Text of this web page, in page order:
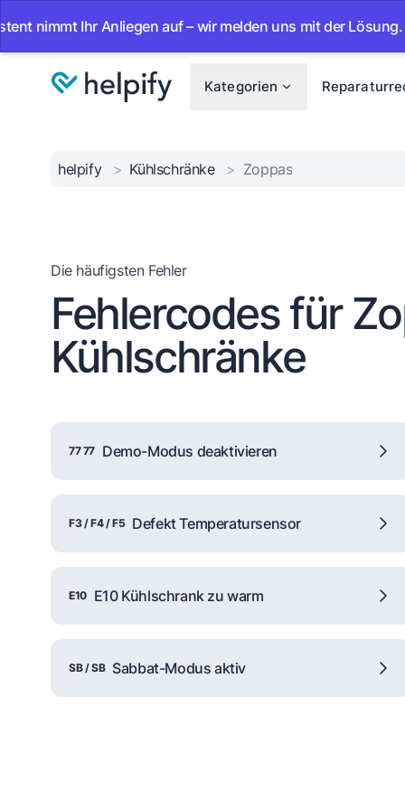
Ihr Anliegen auf – wir melden uns mit der Lösung. •
Kategorien
helpify > Kühlschränke > Zoppas
Die häufigsten Fehler
Fehlercodes für
Kühlschränke
77 77 Demo-Modus deaktivieren
F3 / F4 / F5 Defekt Temperatursensor
E10 E10 Kühlschrank zu warm
SB / SB Sabbat-Modus aktiv